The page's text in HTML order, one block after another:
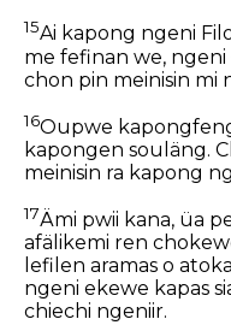
15Ai kapong ngeni
me fefinan we,
chon pin meinisin mi
16Oupwe
kapongen souläng.
meinisin ra kapong
17Ämi pwii kana, üa
afälikemi ren
lefilen aramas o
ngeni ekewe kapas
chiechi ngeniir.